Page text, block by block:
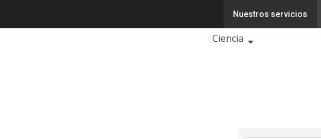
Nuestros servicios
Tecnología
Innovación
Ciencia